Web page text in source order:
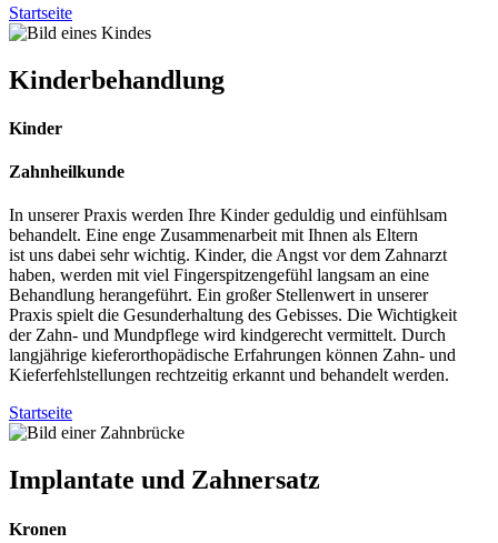
Startseite
Kinderbehandlung
Kinder
Zahnheilkunde
In unserer Praxis werden Ihre Kinder geduldig und einfühlsam
behandelt. Eine enge Zusammenarbeit mit Ihnen als Eltern
ist uns dabei sehr wichtig. Kinder, die Angst vor dem Zahnarzt
haben, werden mit viel Fingerspitzengefühl langsam an eine
Behandlung herangeführt. Ein großer Stellenwert in unserer
Praxis spielt die Gesunderhaltung des Gebisses. Die Wichtigkeit
der Zahn- und Mundpflege wird kindgerecht vermittelt. Durch
langjährige kieferorthopädische Erfahrungen können Zahn- und
Kieferfehlstellungen rechtzeitig erkannt und behandelt werden.
Startseite
Implantate und Zahnersatz
Kronen